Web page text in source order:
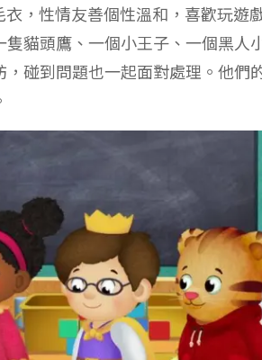
，性情友善個性溫和，喜歡玩遊
貓頭鷹、一個小王子、一個黑人
碰到問題也一起面對處理。他們